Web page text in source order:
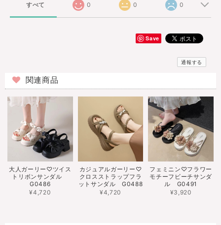
すべて 0 0 0
Save
通報する
関連商品
大人ガーリー♡ツイス
トリボンサンダル
G0486
¥4,720
カジュアルガーリー♡
クロスストラップフラ
ットサンダル G0488
¥4,720
フェミニン♡フラワー
モチーフビーチサンダ
ル G0491
¥3,920